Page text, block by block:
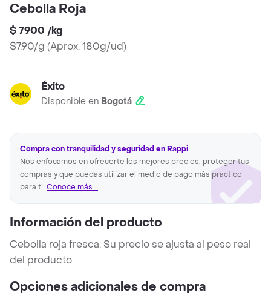
Cebolla Roja
$ 7900 /kg
$7.90/g (Aprox. 180g/ud)
Éxito
Disponible en Bogotá
Compra con tranquilidad y seguridad en Rappi
Nos enfocamos en ofrecerte los mejores precios, proteger tus
compras y que puedas utilizar el medio de pago más practico
para ti. Conoce más...
Información del producto
Cebolla roja fresca. Su precio se ajusta al peso real
del producto.
Opciones adicionales de compra